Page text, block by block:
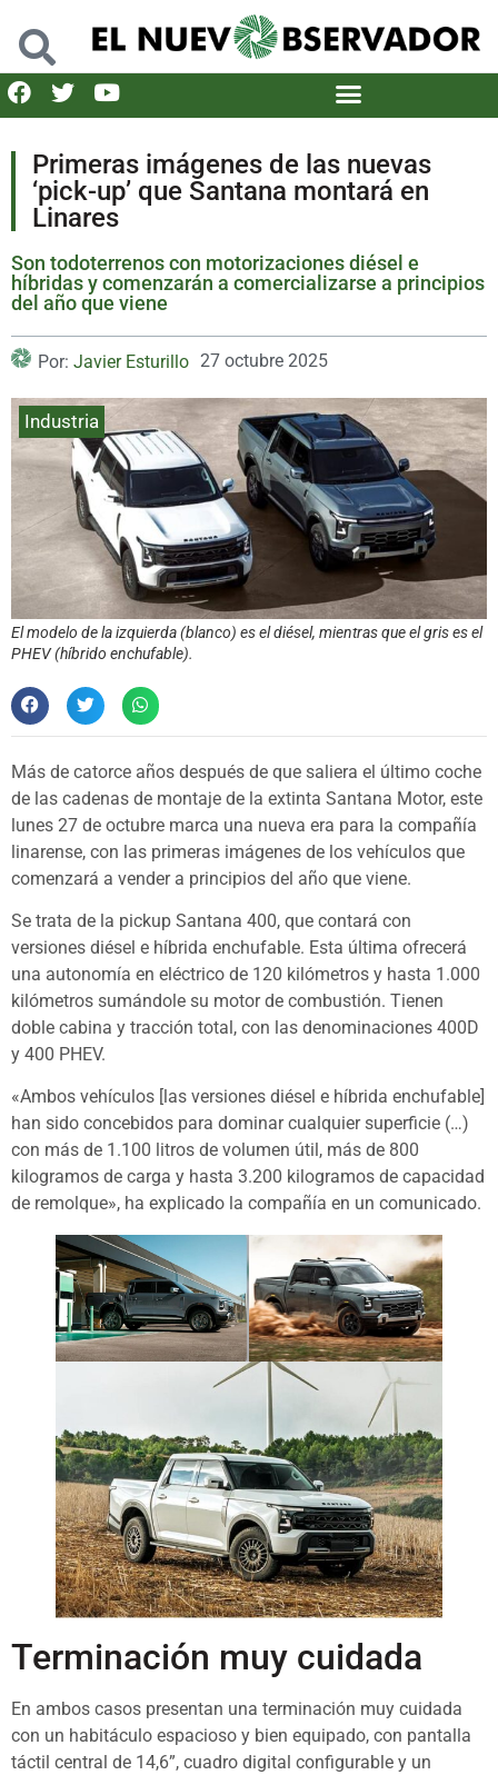
Primeras imágenes de las nuevas
‘pick-up’ que Santana montará en
Linares
Son todoterrenos con motorizaciones diésel e
híbridas y comenzarán a comercializarse a principios
del año que viene
Por: Javier Esturillo 27 octubre 2025
Industria
El modelo de la izquierda (blanco) es el diésel, mientras que el gris es el
PHEV (híbrido enchufable).
Más de catorce años después de que saliera el último coche
de las cadenas de montaje de la extinta Santana Motor, este
lunes 27 de octubre marca una nueva era para la compañía
linarense, con las primeras imágenes de los vehículos que
comenzará a vender a principios del año que viene.
Se trata de la pickup Santana 400, que contará con
versiones diésel e híbrida enchufable. Esta última ofrecerá
una autonomía en eléctrico de 120 kilómetros y hasta 1.000
kilómetros sumándole su motor de combustión. Tienen
doble cabina y tracción total, con las denominaciones 400D
y 400 PHEV.
«Ambos vehículos [las versiones diésel e híbrida enchufable]
han sido concebidos para dominar cualquier superficie (…)
con más de 1.100 litros de volumen útil, más de 800
kilogramos de carga y hasta 3.200 kilogramos de capacidad
de remolque», ha explicado la compañía en un comunicado.
Terminación muy cuidada
En ambos casos presentan una terminación muy cuidada
con un habitáculo espacioso y bien equipado, con pantalla
táctil central de 14,6”, cuadro digital configurable y un